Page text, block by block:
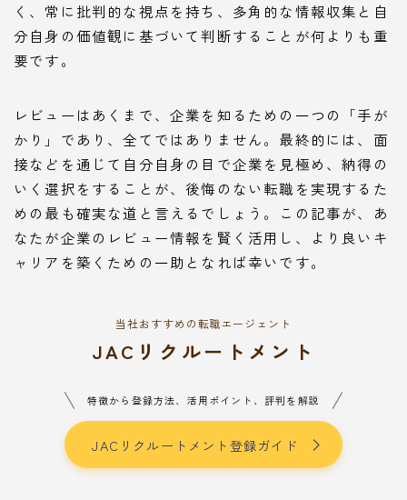
く、常に批判的な視点を持ち、多角的な情報収集と自
分自身の価値観に基づいて判断することが何よりも重
要です。
レビューはあくまで、企業を知るための一つの「手が
かり」であり、全てではありません。最終的には、面
接などを通じて自分自身の目で企業を見極め、納得の
いく選択をすることが、後悔のない転職を実現するた
めの最も確実な道と言えるでしょう。この記事が、あ
なたが企業のレビュー情報を賢く活用し、より良いキ
ャリアを築くための一助となれば幸いです。
当社おすすめの転職エージェント
JACリクルートメント
特徴から登録方法、活用ポイント、評判を解説
JACリクルートメント登録ガイド